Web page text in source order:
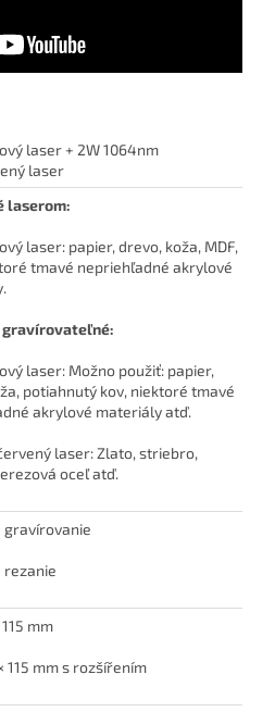
laser + 2W 1064nm
laser
laserom:
laser: papier, drevo, koža, MDF,
tmavé nepriehľadné akrylové
gravírovateľné:
laser: Možno použiť: papier,
potiahnutý kov, niektoré tmavé
akrylové materiály atď.
laser: Zlato, striebro,
oceľ atď.
gravírovanie
rezanie
mm
115 mm s rozšířením